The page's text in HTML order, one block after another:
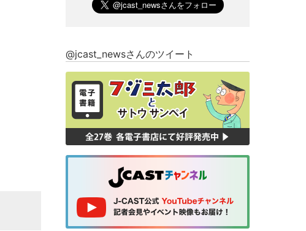
@jcast_newsさんのツイート